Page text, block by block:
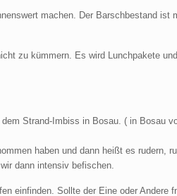
machen. Der Barschbestand ist
zu kümmern. Es wird Lunchpakete
Strand-Imbiss in Bosau. ( in Bosau
haben und dann heißt es rudern,
dann intensiv befischen.
einfinden. Sollte der Eine oder Andere